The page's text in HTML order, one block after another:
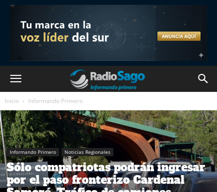
Inicio Informando Primero
Informando Primero Noticias Regionales
Sólo compatriotas podrán ingresar
por el paso fronterizo Cardenal